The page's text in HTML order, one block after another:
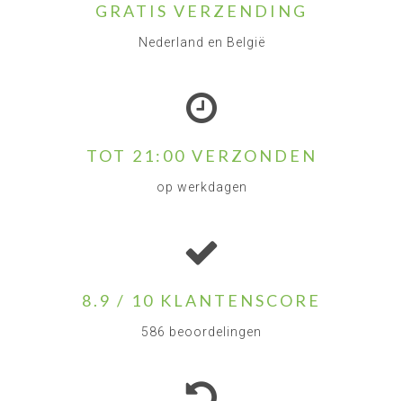
GRATIS VERZENDING
Nederland en België
TOT 21:00 VERZONDEN
op werkdagen
8.9 / 10 KLANTENSCORE
586 beoordelingen